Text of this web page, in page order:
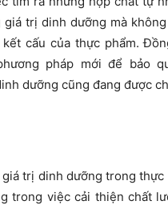
giá trị dinh dưỡng mà
cấu của thực phẩm.
pháp mới để bảo
dưỡng cũng đang được
giá trị dinh dưỡng trong thực
trong việc cải thiện chất